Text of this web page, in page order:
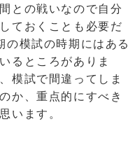
との戦いなので自分
ておくことも必要だ
模試の時期にはある
るところがありま
模試で間違ってしま
か、重点的にすべき
います。